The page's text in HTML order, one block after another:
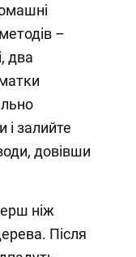
–
два
і залийте
довівши
ніж
Після